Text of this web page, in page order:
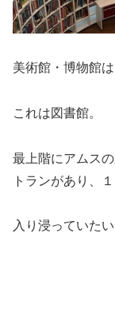
美術館・博物館
これは図書館。
最上階にアムス
トランがあり、
入り浸っていた